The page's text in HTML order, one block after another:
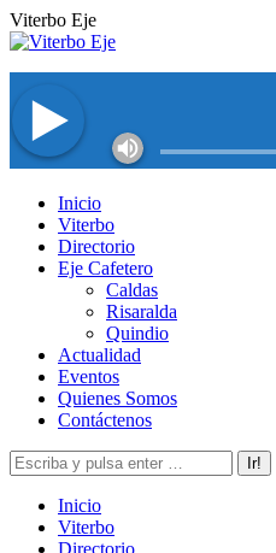
Saltar
al
Viterbo Eje
Facebook
page
opens
Twitter
page
opens
Instagram
page
opens
YouTube
page
opens
Inicio
Viterbo
Directorio
Eje Cafetero
Caldas
Risaralda
Quindio
Actualidad
Eventos
Quienes Somos
Contáctenos
Buscar:
Inicio
Viterbo
Directorio